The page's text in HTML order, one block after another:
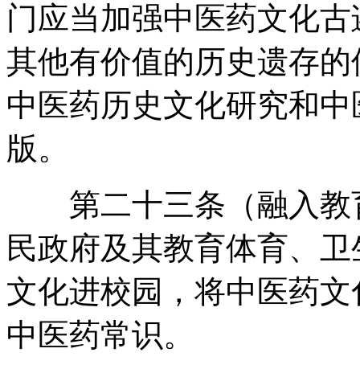
门应当加强中医药文化
其他有价值的历史遗存
中医药历史文化研究和
版。
第二十三条（融入教
民政府及其教育体育、
文化进校园 ， 将中医药
中医药常识。